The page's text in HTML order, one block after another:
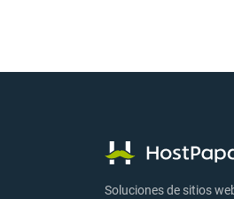
Soluciones de sitios